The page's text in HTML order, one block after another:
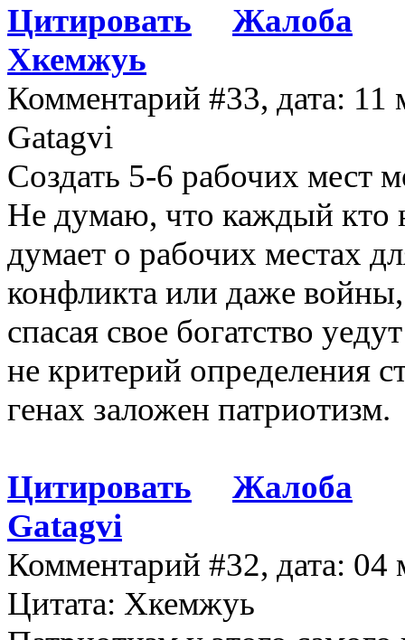
Цитировать
Жалоба
Хкемжуь
Комментарий #33, дата: 11
Gatagvi
Создать 5-6 рабочих мест
Не думаю, что каждый кто
думает о рабочих местах
конфликта или даже
спасая свое богатство
не критерий определения
генах заложен патриотизм.
Цитировать
Жалоба
Gatagvi
Комментарий #32, дата: 04
Цитата: Хкемжуь